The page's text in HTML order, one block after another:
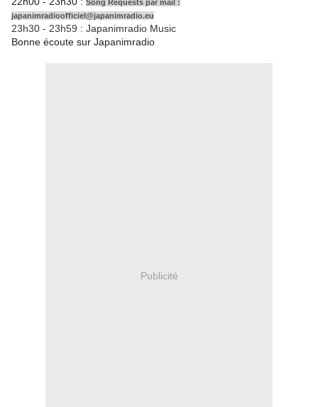
Song Requests par mail :
japanimradioofficiel@japanimradio.eu
23h30 - 23h59 : Japanimradio Music
Bonne écoute sur Japanimradio
Publicité